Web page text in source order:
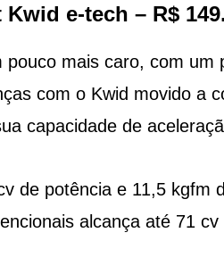
e-tech – R$
mais caro, com
com o Kwid movido a
capacidade de
de potência e 11,5 kgfm
alcança até 71 cv